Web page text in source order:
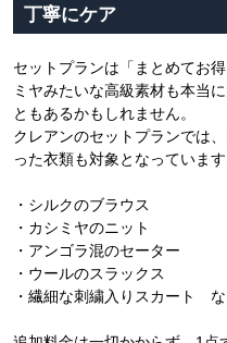
丁寧にケア
セットプランは「まとめてお
ミヤみたいな高級素材も本当
ともあるかもしれません。
クレアンのセットプランでは
った衣類も対象となっています
・シルクのブラウス
・カシミヤのニット
・アンゴラ混のセーター
・ウールのスラックス
・繊細な刺繍入りスカート